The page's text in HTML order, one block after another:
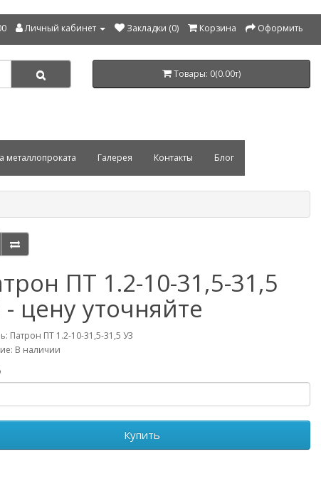
Личный кабинет Закладки (0) Корзина Оформить
Товары: 0(0.00т)
металлопроката Галерея Контакты Блог
ПТ 1.2-10-31,5-31,5
цену уточняйте
Патрон ПТ 1.2-10-31,5-31,5 У3
В наличии
Купить